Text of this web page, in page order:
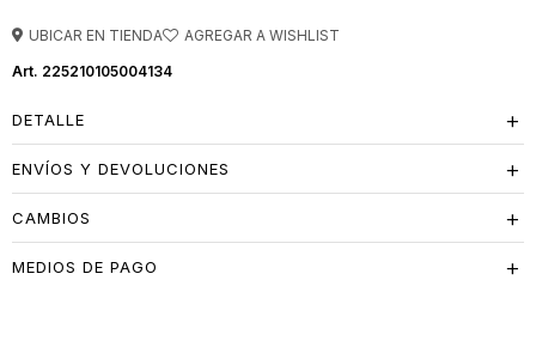
UBICAR EN TIENDA
225210105004134
DETALLE
ENVÍOS Y DEVOLUCIONES
CAMBIOS
MEDIOS DE PAGO